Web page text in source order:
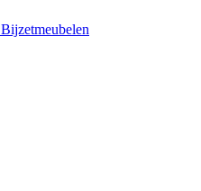
Bijzetmeubelen